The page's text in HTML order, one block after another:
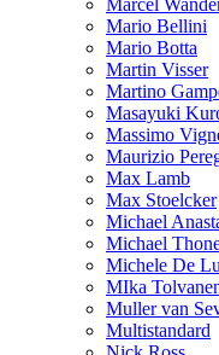
Marcel
Mario Bellini
Mario Botta
Martin Visser
Martino
Masayuki
Massimo
Maurizio
Max Lamb
Max Stoelcker
Michael
Michael
Michele De
MIka
Muller van
Multistandard